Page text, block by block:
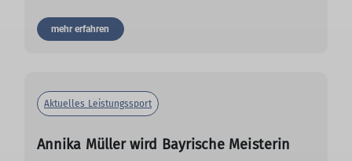
mehr erfahren
Aktuelles Leistungssport
Annika Müller wird Bayrische Meisterin